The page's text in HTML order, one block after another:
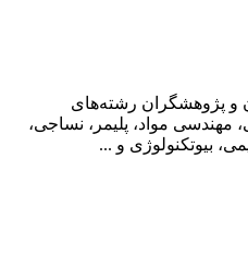
و پژوهشگران رشته‌های
مواد، پلیمر، نساجی،
بیوتکنولوژی و ...